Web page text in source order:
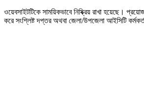
ওয়েবসাইটটিকে সাময়িকভাবে নিষ্ক্রিয় রাখা হয়েছে।
করে সংশ্লিষ্ট দপ্তর অথবা জেলা/উপজেলা আইসিটি